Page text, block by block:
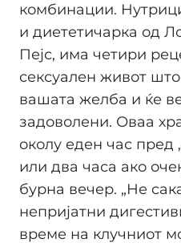
комбинации.
и диететичарка од
Пејс, има четири
сексуален живот што
вашата желба и ќе
задоволени. Оваа
околу еден час пред
или два часа ако
бурна вечер. „Не
непријатни
време на клучниот